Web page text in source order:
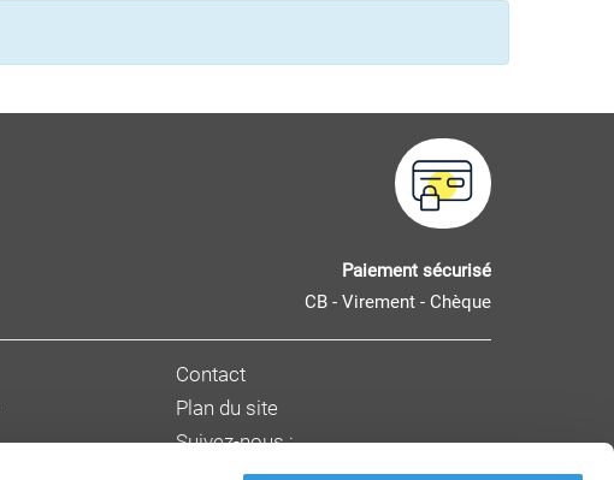
Paiement sécurisé
CB - Virement - Chèque
Contact
Plan du site
Suivez-nous :